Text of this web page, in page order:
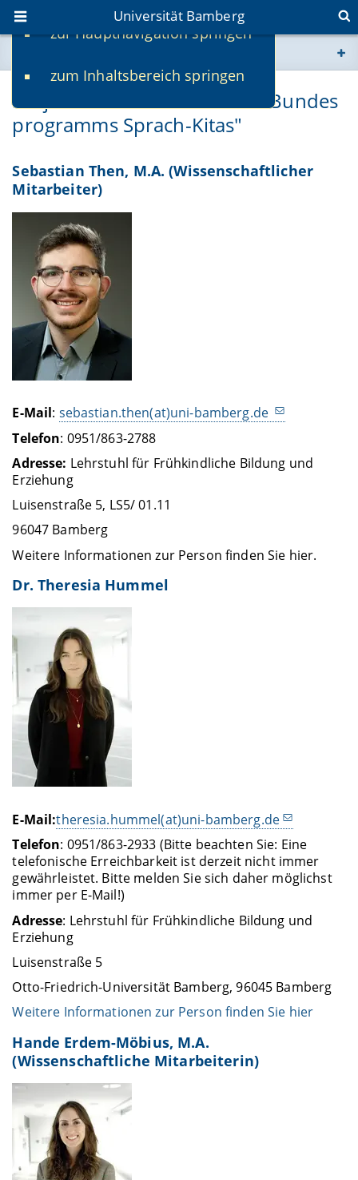
zur Hauptnavigation springen
zum Inhaltsbereich springen
Universität Bamberg
www.uni-bamberg.de
univis.uni-bamberg.de
fis.uni-bamberg.de
Projektteam "Evaluation des Bundes
programms Sprach-Kitas"
Sebastian Then, M.A. (Wissenschaftlicher
Mitarbeiter)
E-Mail: sebastian.then(at)uni-bamberg.de
Telefon: 0951/863-2788
Adresse: Lehrstuhl für Frühkindliche Bildung und
Erziehung
Luisenstraße 5, LS5/ 01.11
96047 Bamberg
Weitere Informationen zur Person finden Sie hier.
Dr. Theresia Hummel
E-Mail:theresia.hummel(at)uni-bamberg.de
Telefon: 0951/863-2933 (Bitte beachten Sie: Eine
telefonische Erreichbarkeit ist derzeit nicht immer
gewährleistet. Bitte melden Sie sich daher möglichst
immer per E-Mail!)
Adresse: Lehrstuhl für Frühkindliche Bildung und
Erziehung
Luisenstraße 5
Otto-Friedrich-Universität Bamberg, 96045 Bamberg
Weitere Informationen zur Person finden Sie hier
Hande Erdem-Möbius, M.A.
(Wissenschaftliche Mitarbeiterin)